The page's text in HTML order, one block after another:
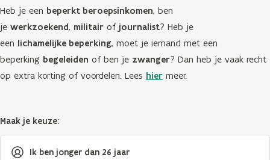
Heb je een beperkt beroepsinkomen, ben
je werkzoekend, militair of journalist? Heb je
een lichamelijke beperking, moet je iemand met een
beperking begeleiden of ben je zwanger? Dan heb je vaak recht
op extra korting of voordelen. Lees hier meer.
Maak je keuze:
Ik ben jonger dan 26 jaar